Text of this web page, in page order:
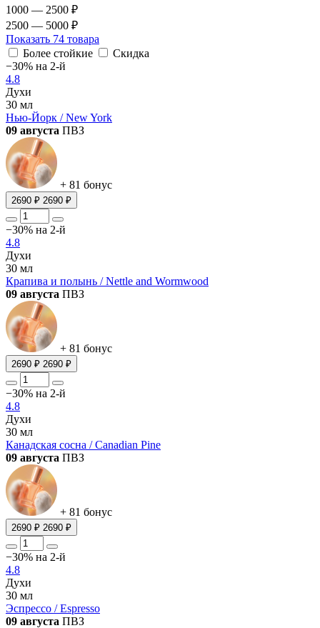
1000 — 2500 ₽
2500 — 5000 ₽
Показать 74 товара
Более стойкие
Скидка
−30% на 2-й
4.8
Духи
30 мл
Нью-Йорк / New York
09 августа ПВЗ
+ 81 бонус
2690 ₽ 2690 ₽
−30% на 2-й
4.8
Духи
30 мл
Крапива и полынь / Nettle and Wormwood
09 августа ПВЗ
+ 81 бонус
2690 ₽ 2690 ₽
−30% на 2-й
4.8
Духи
30 мл
Канадская сосна / Canadian Pine
09 августа ПВЗ
+ 81 бонус
2690 ₽ 2690 ₽
−30% на 2-й
4.8
Духи
30 мл
Эспрессо / Espresso
09 августа ПВЗ